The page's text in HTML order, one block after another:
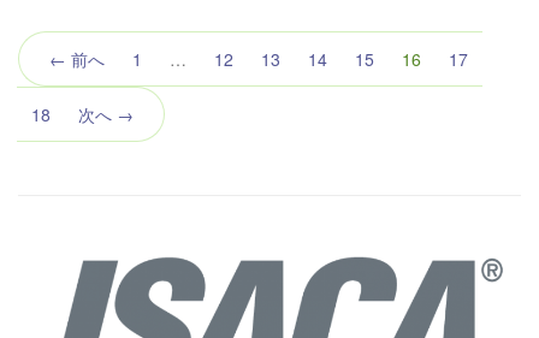
← 前へ 1 12 13 14 15 16 （こ
の
17
18 次へ →